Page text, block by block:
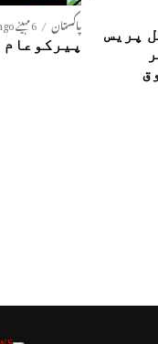
پریس
پاکستان 6 مہینے ago
پیرکوعام